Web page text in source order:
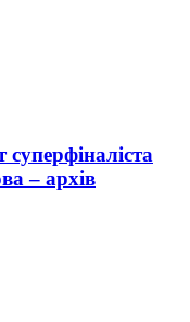
– архів